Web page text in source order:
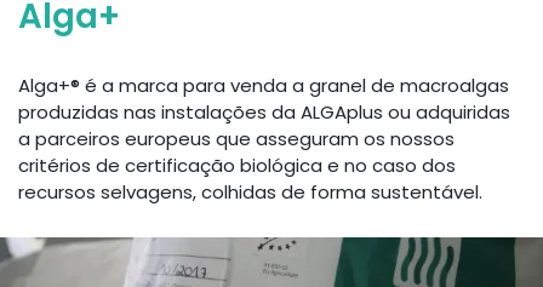
Alga+
Alga+® é a marca para venda a granel de macroalgas
produzidas nas instalações da ALGAplus ou adquiridas
a parceiros europeus que asseguram os nossos
critérios de certificação biológica e no caso dos
recursos selvagens, colhidas de forma sustentável.